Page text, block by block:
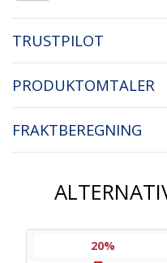
TRUSTPILOT
PRODUKTOMTALER
FRAKTBEREGNING
20%